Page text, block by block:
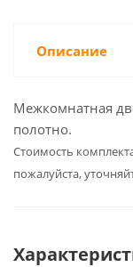
Описание
Межкомнатная
полотно.
Cтоимость
пожалуйста,